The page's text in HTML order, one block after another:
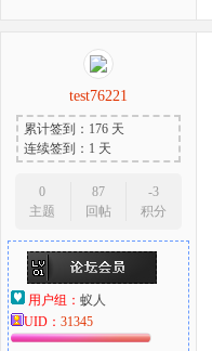
test76221
累计签到：176 天
连续签到：1 天
0
主题
87
回帖
-3
积分
用户组： 蚁人
UID： 31345